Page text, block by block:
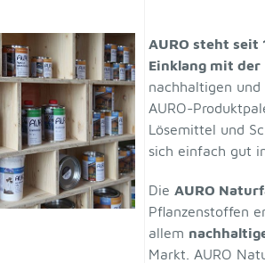
AURO steht seit
Einklang mit der
nachhaltigen
AURO-
Lösemittel und
sich einfach gut
Die AURO
Pflanzenstoffen
allem
Markt. AURO